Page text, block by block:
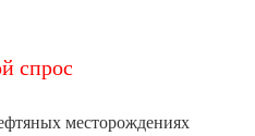
спрос
месторождениях